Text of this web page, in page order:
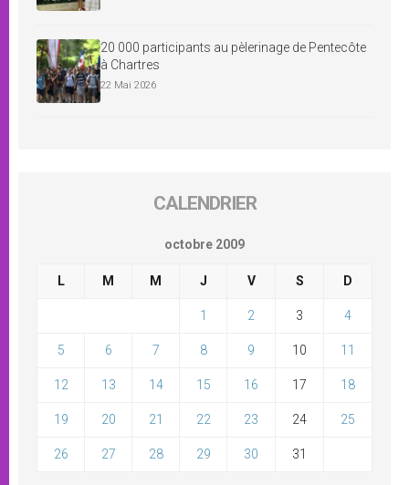
20 000 participants au pèlerinage de Pentecôte
à Chartres
22 Mai 2026
CALENDRIER
octobre 2009
L M M J V S D
1 2 3 4
5 6 7 8 9 10 11
12 13 14 15 16 17 18
19 20 21 22 23 24 25
26 27 28 29 30 31